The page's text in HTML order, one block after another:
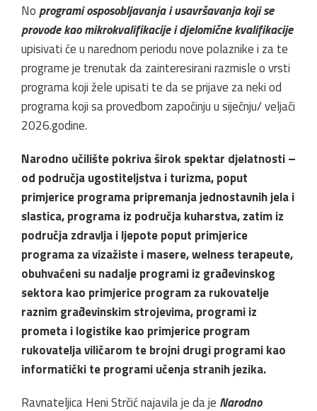
Noprogrami osposobljavanja i usavršavanja koji se
provode kao mikrokvalifikacije i djelomične kvalifikacije
upisivati će u narednom periodu nove polaznike i za te
programe je trenutak da zainteresirani razmisle o vrsti
programa koji žele upisati te da se prijave za neki od
programa koji sa provedbom započinju u siječnju/ veljači
2026.godine.
Narodno učilište pokriva širok spektar djelatnosti –
od područja ugostiteljstva i turizma, poput
primjerice programa pripremanja jednostavnih jela i
slastica, programa iz područja kuharstva, zatim iz
područja zdravlja i ljepote poput primjerice
programa za vizažiste i masere, welness terapeute,
obuhvaćeni su nadalje programi iz građevinskog
sektora kao primjerice program za rukovatelje
raznim građevinskim strojevima, programi iz
prometa i logistike kao primjerice program
rukovatelja viličarom te brojni drugi programi kao
informatički te programi učenja stranih jezika.
Ravnateljica Heni Strčić najavila je da je Narodno